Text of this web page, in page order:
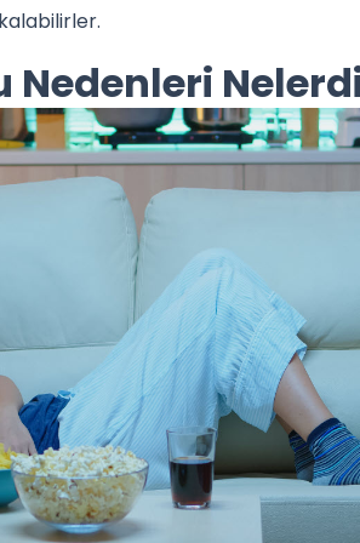
Nedenleri